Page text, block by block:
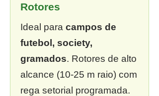
Rotores
Ideal para campos de
futebol, society,
gramados. Rotores de alto
alcance (10-25 m raio) com
rega setorial programada.